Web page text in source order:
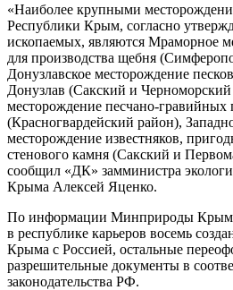
«Наиболее крупными
Республики Крым, согласно
ископаемых, являются Мраморное
для производства щебня
Донузлавское месторождение
Донузлав (Сакский и
месторождение песчано-гравийных
(Красногвардейский район),
месторождение известняков,
стенового камня (Сакский и
сообщил «ДК» замминистра
Крыма Алексей Яценко.
По информации Минприроды
в республике карьеров восемь
Крыма с Россией, остальные
разрешительные документы в
законодательства РФ.